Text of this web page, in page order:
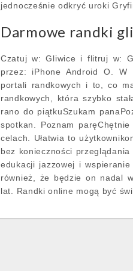
jednocześnie odkryć uroki
Darmowe randki
Czatuj w: Gliwice i flitruj w:
przez: iPhone Android O. W
portali randkowych i to, co
randkowych, która szybko
rano do piątkuSzukam
spotkan. Poznam
celach. Ułatwia to
bez konieczności
edukacji jazzowej i
również, że będzie on nadal
lat. Randki online mogą być